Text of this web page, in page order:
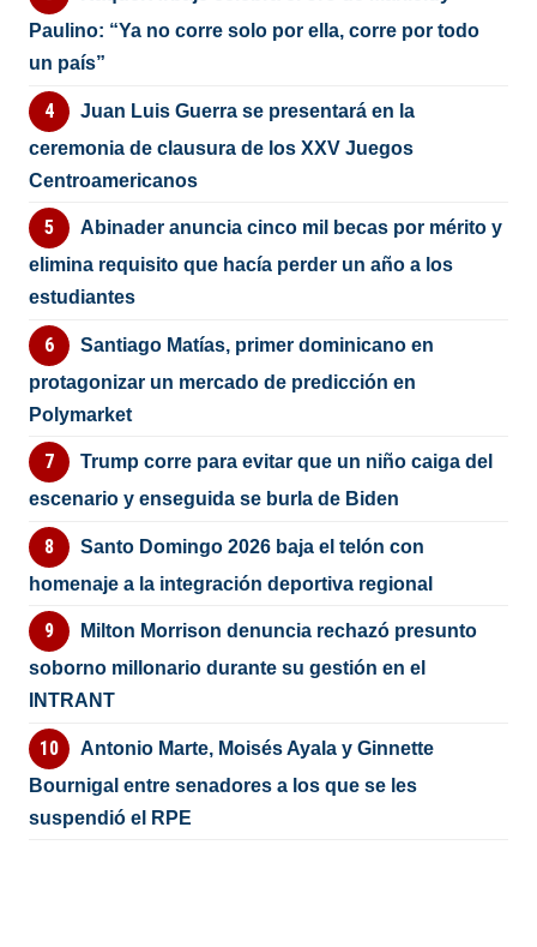
Paulino: “Ya no corre solo por ella, corre por todo
un país”
Juan Luis Guerra se presentará en la
ceremonia de clausura de los XXV Juegos
Centroamericanos
Abinader anuncia cinco mil becas por mérito y
elimina requisito que hacía perder un año a los
estudiantes
Santiago Matías, primer dominicano en
protagonizar un mercado de predicción en
Polymarket
Trump corre para evitar que un niño caiga del
escenario y enseguida se burla de Biden
Santo Domingo 2026 baja el telón con
homenaje a la integración deportiva regional
Milton Morrison denuncia rechazó presunto
soborno millonario durante su gestión en el
INTRANT
Antonio Marte, Moisés Ayala y Ginnette
Bournigal entre senadores a los que se les
suspendió el RPE